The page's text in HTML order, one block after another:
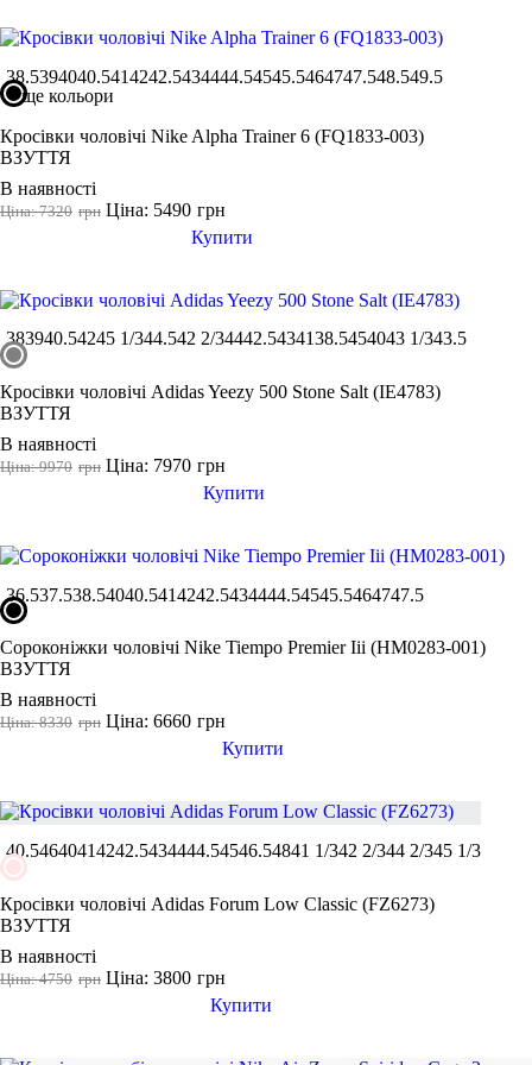
38.5394040.5414242.5434444.54545.5464747.548.549.5
ще кольори
Кросівки чоловічі Nike Alpha Trainer 6 (FQ1833-003)
ВЗУТТЯ
В наявності
грн
Ціна: 7320 грн
Ціна: 5490
Купити
383940.54245 1/344.542 2/34442.5434138.5454043 1/343.5
Кросівки чоловічі Adidas Yeezy 500 Stone Salt (IE4783)
ВЗУТТЯ
В наявності
грн
Ціна: 9970 грн
Ціна: 7970
Купити
36.537.538.54040.5414242.5434444.54545.5464747.5
Сороконіжки чоловічі Nike Tiempo Premier Iii (HM0283-001)
ВЗУТТЯ
В наявності
грн
Ціна: 8330 грн
Ціна: 6660
Купити
40.54640414242.5434444.54546.54841 1/342 2/344 2/345 1/3
Кросівки чоловічі Adidas Forum Low Classic (FZ6273)
ВЗУТТЯ
В наявності
грн
Ціна: 4750 грн
Ціна: 3800
Купити